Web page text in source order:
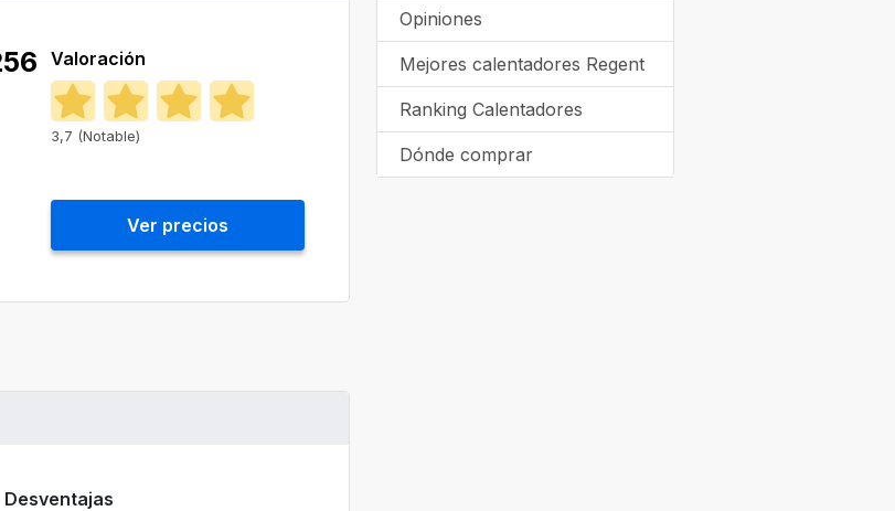
Opiniones
Mejores calentadores Regent
Ranking Calentadores
Dónde comprar
Valoración
3,7 (Notable)
Ver precios
Desventajas